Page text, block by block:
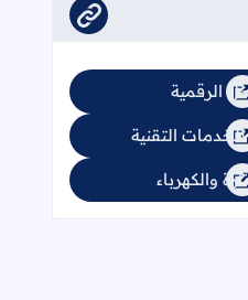
الرقمية
التقنية
والكهرباء